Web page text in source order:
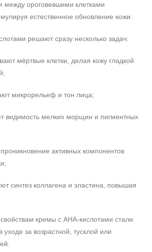
между ороговевшими клетками
естественное обновление кожи.
решают сразу несколько задач:
мёртвые клетки, делая кожу гладкой
микрорельеф и тон лица;
видимость мелких морщин и пигментных
активных компонентов
синтез коллагена и эластина, повышая
кремы с АНА‑кислотами стали
за возрастной, тусклой или